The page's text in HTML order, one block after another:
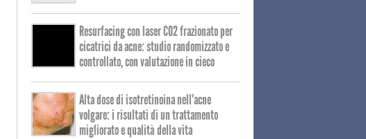
Resurfacing con laser CO2 frazionato per
cicatrici da acne: studio randomizzato e
controllato, con valutazione in cieco
Alta dose di isotretinoina nell'acne
volgare: i risultati di un trattamento
migliorato e qualità della vita